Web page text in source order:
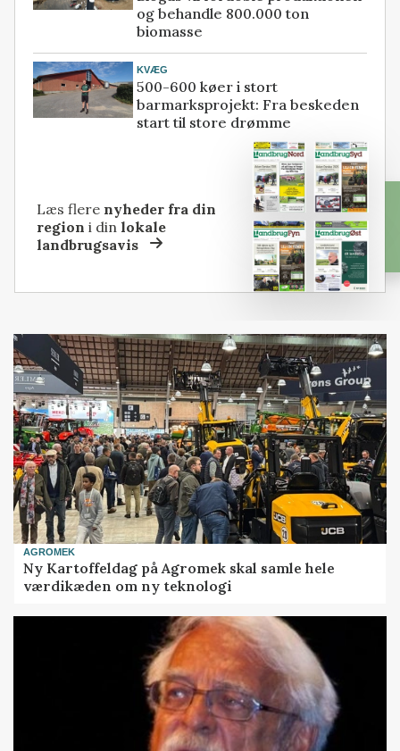
og behandle 800.000 ton
biomasse
KVÆG
500-600 køer i stort
barmarksprojekt: Fra beskeden
start til store drømme
Læs flere nyheder fra din
region i dinlokale
landbrugsavis
AGROMEK
Ny Kartoffeldag på Agromek skal samle hele
værdikæden om ny teknologi